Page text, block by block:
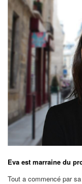
Eva est marraine du
Tout a commencé par